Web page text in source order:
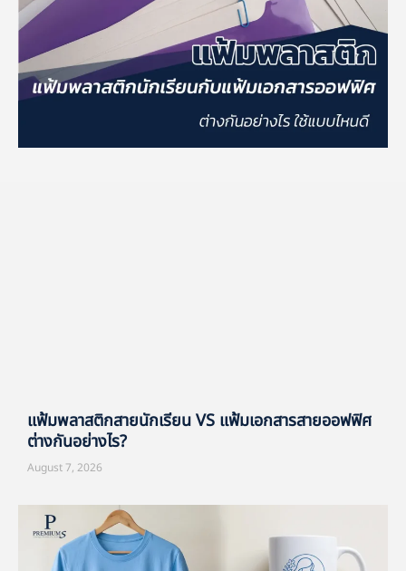
แฟ้มพลาสติกสายนักเรียน VS แฟ้มเอกสารสายออฟฟิศ
ต่างกันอย่างไร?
August 7, 2026